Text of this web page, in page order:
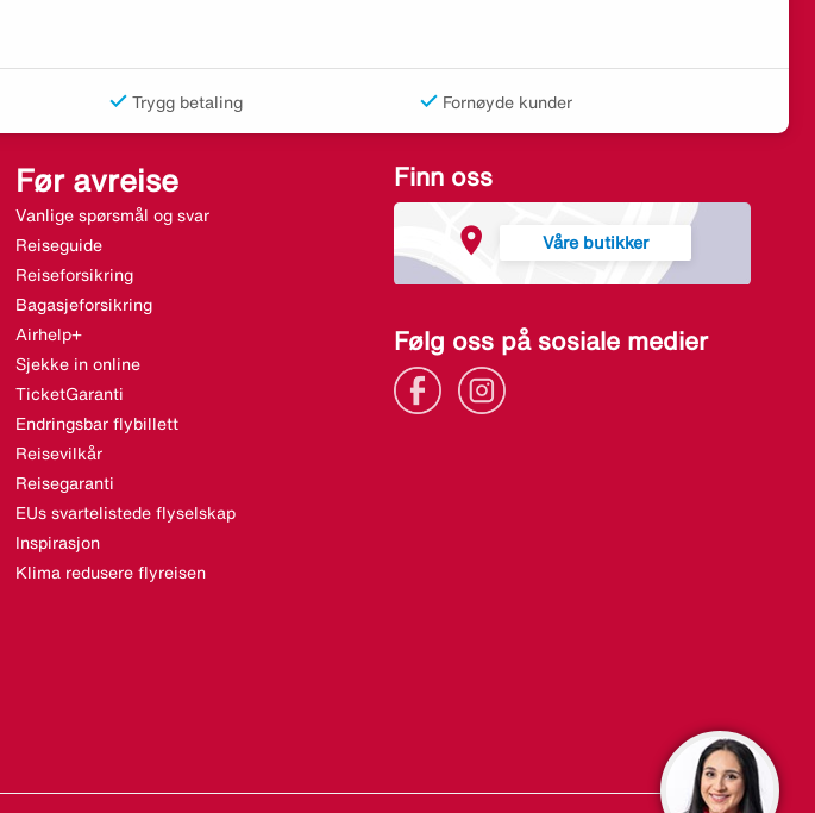
Trygg betaling Fornøyde kunder
Før avreise
Vanlige spørsmål og svar
Reiseguide
Reiseforsikring
Bagasjeforsikring
Airhelp+
Sjekke in online
TicketGaranti
Endringsbar flybillett
Reisevilkår
Reisegaranti
EUs svartelistede flyselskap
Inspirasjon
Klima redusere flyreisen
Finn oss
Våre butikker
Følg oss på sosiale medier